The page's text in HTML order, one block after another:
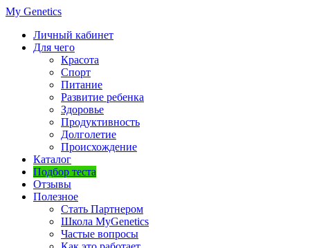
My Genetics
Личный кабинет
Для чего
Красота
Спорт
Питание
Развитие ребенка
Здоровье
Продуктивность
Долголетие
Происхождение
Каталог
Подбор теста
Отзывы
Полезное
Стать Партнером
Школа MyGenetics
Частые вопросы